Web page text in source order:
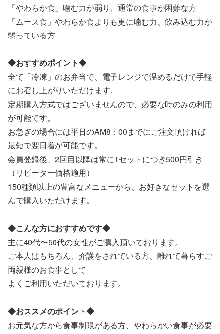
「やわらか食」噛む力が弱り、通常の食事が困難な方
「ムース食」やわらか食よりも更に噛む力、飲み込む力が
弱っている方
◆おすすめポイント◆
全て「冷凍」のお弁当で、電子レンジで温めるだけで手軽
にお召し上がりいただけます。
定期購入方式ではございませんので、必要な時のみの利用
が可能です。
お急ぎの場合には平日のAM8：00までにご注文頂ければ
最短で翌日着が可能です。
会員登録後、2回目以降は常に1セットにつき500円引き
（リピーター価格適用）
150種類以上の豊富なメニューから、お好きなセットを選
んで購入いただけます。
◆こんな方におすすめです◆
主に40代〜50代の女性がご購入頂いております。
ご本人はもちろん、介護をされている方、離れて暮らすご
両親様のお食事として
よくご利用いただいております。
◆おススメのポイント◆
お元気な方から食事制限がある方、やわらかい食事が必要